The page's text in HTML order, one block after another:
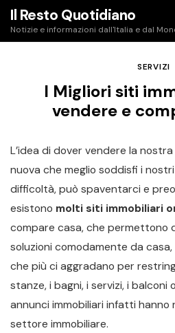
Skip
content
Il Resto Quotidiano
Notizie e informazioni dall'Italia e dal
SERVIZI
I Migliori siti
vendere e
L’idea di dover vendere la
nuova che meglio soddisfi i
difficoltà, può spaventarci e
esistono molti siti immobiliari
compare casa, che permettono
soluzioni comodamente da
che più ci aggradano per
stanze, i bagni, i servizi, i balconi
annunci immobiliari infatti hanno
settore immobiliare.